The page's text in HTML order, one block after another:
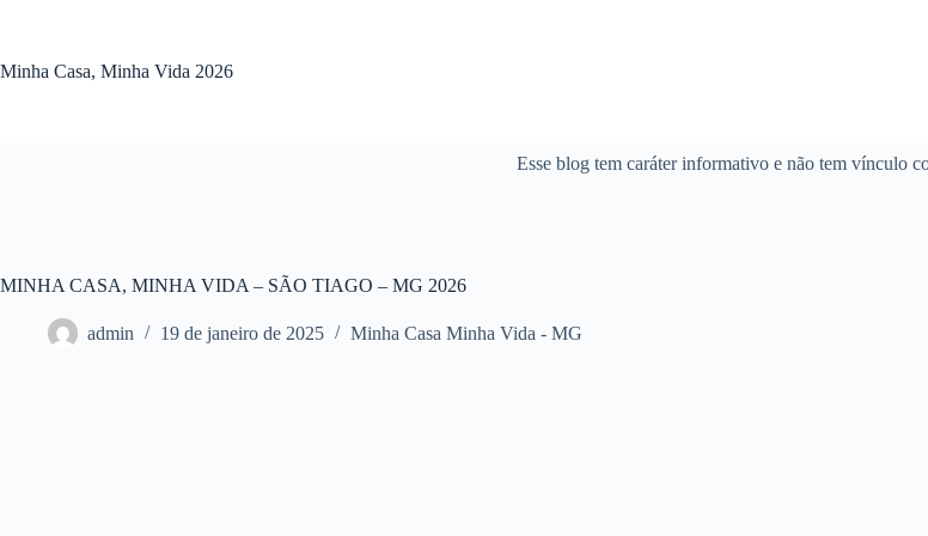
conteúdo
Minha Casa, Minha Vida 2026
Esse blog tem caráter informativo e não tem vínculo
MINHA CASA, MINHA VIDA – SÃO TIAGO – MG 2026
admin 19 de janeiro de 2025 Minha Casa Minha Vida - MG